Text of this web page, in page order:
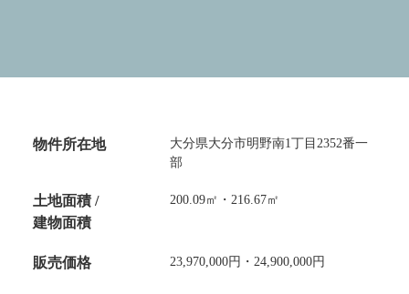
物件所在地
大分県大分市明野南1丁目2352番一
部
土地面積 /
建物面積
200.09㎡・216.67㎡
販売価格 23,970,000円・24,900,000円